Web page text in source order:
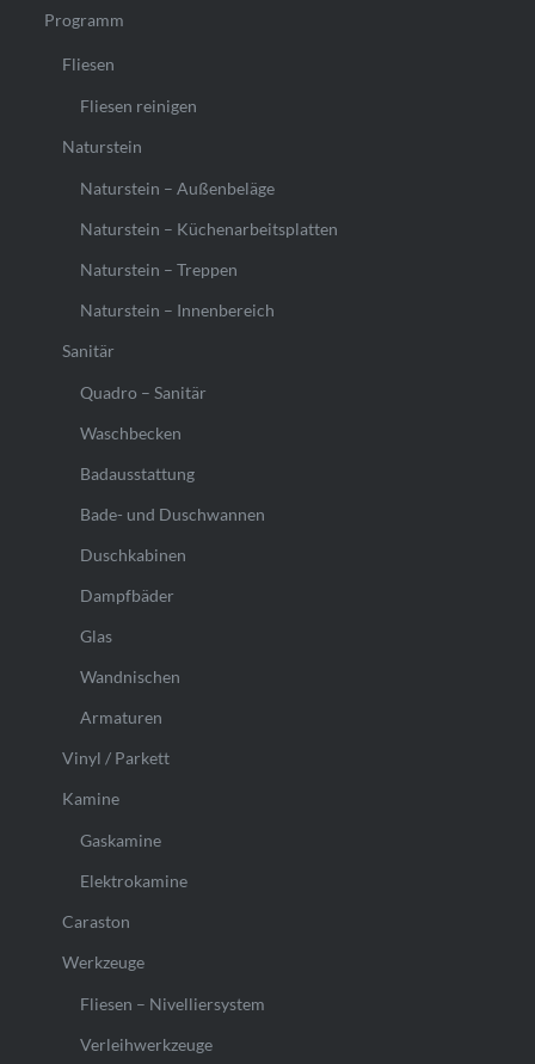
Programm
Fliesen
Fliesen reinigen
Naturstein
Naturstein – Außenbeläge
Naturstein – Küchenarbeitsplatten
Naturstein – Treppen
Naturstein – Innenbereich
Sanitär
Quadro – Sanitär
Waschbecken
Badausstattung
Bade- und Duschwannen
Duschkabinen
Dampfbäder
Glas
Wandnischen
Armaturen
Vinyl / Parkett
Kamine
Gaskamine
Elektrokamine
Caraston
Werkzeuge
Fliesen – Nivelliersystem
Verleihwerkzeuge